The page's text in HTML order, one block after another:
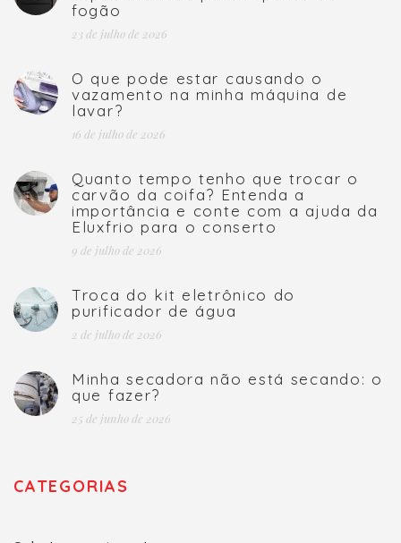
fogão
23 de julho de 2026
O que pode estar causando o
vazamento na minha máquina de
lavar?
16 de julho de 2026
Quanto tempo tenho que trocar o
carvão da coifa? Entenda a
importância e conte com a ajuda da
Eluxfrio para o conserto
9 de julho de 2026
Troca do kit eletrônico do
purificador de água
2 de julho de 2026
Minha secadora não está secando: o
que fazer?
25 de junho de 2026
CATEGORIAS